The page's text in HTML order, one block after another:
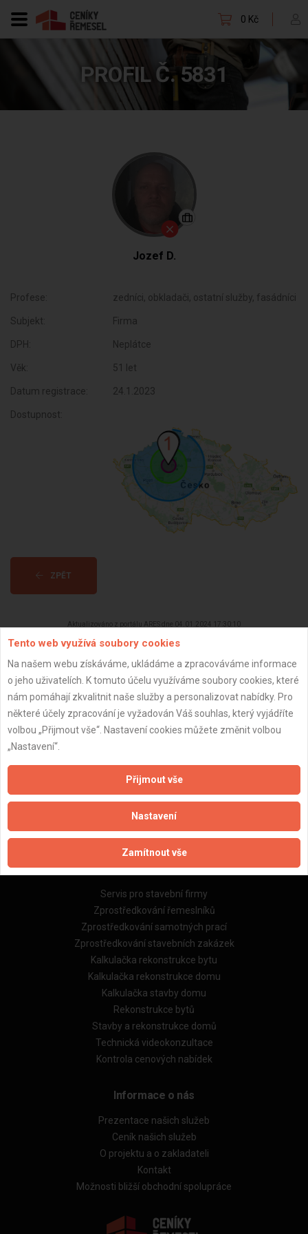
0 Kč
PROFIL Č. 5831
Jozef D.
Profese: zedníci, obkladači, ostatní služby, fasádníci
Subjekt: Firma
DPH: Neplátce
Věk: 51 let
Datum registrace: 24.1.2023
Dostupnost:
ZPĚT
Aktualizováno z portálu ARES dne 04.01.2024 17:30:10
Důležité informace
Naše firmy a řemeslníci
Zásady pro používání souborů cookie
Obchodní podmínky (zprostředkování)
Obchodní podmínky (rozpočtování)
Reference
Naše excelové tabulky online
Naše služby
Servis pro stavební firmy
Zprostředkování řemeslníků
Zprostředkování samotných prací
Zprostředkování stavebních zakázek
Kalkulačka rekonstrukce bytu
Kalkulačka rekonstrukce domu
Kalkulačka stavby domu
Rekonstrukce bytů
Stavby a rekonstrukce domů
Technická videokonzultace
Kontrola cenových nabídek
Informace o nás
Prezentace našich služeb
Ceník našich služeb
O projektu a o zakladateli
Kontakt
Možnosti bližší obchodní spolupráce
Tento web využívá soubory cookies
Na našem webu získáváme, ukládáme a zpracováváme informace
o jeho uživatelích. K tomuto účelu využíváme soubory cookies, které
nám pomáhají zkvalitnit naše služby a personalizovat nabídky. Pro
některé účely zpracování je vyžadován Váš souhlas, který vyjádříte
volbou „Přijmout vše“. Nastavení cookies můžete změnit volbou
„Nastavení“.
Přijmout vše
Nastavení
Zamítnout vše